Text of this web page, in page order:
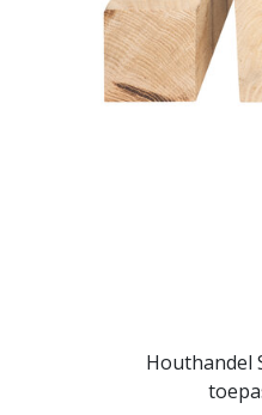
Houthandel